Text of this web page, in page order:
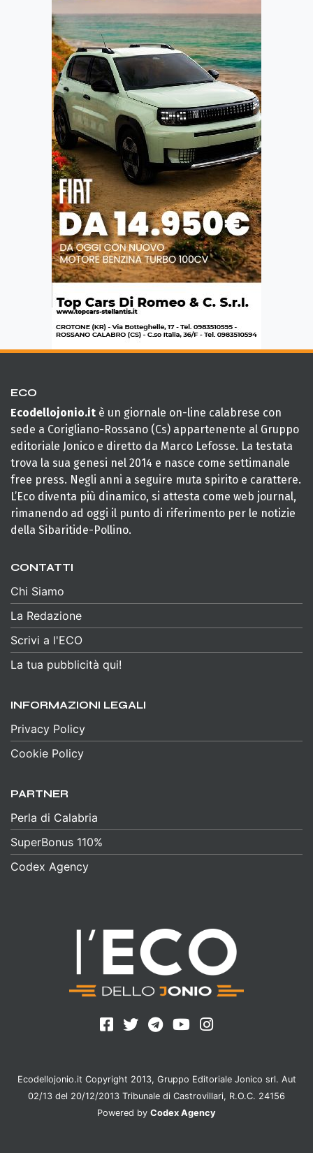
ECO
Ecodellojonio.it è un giornale on-line calabrese con
sede a Corigliano-Rossano (Cs) appartenente al Gruppo
editoriale Jonico e diretto da Marco Lefosse. La testata
trova la sua genesi nel 2014 e nasce come settimanale
free press. Negli anni a seguire muta spirito e carattere.
L’Eco diventa più dinamico, si attesta come web journal,
rimanendo ad oggi il punto di riferimento per le notizie
della Sibaritide-Pollino.
CONTATTI
Chi Siamo
La Redazione
Scrivi a l'ECO
La tua pubblicità qui!
INFORMAZIONI LEGALI
Privacy Policy
Cookie Policy
PARTNER
Perla di Calabria
SuperBonus 110%
Codex Agency
Ecodellojonio.it Copyright 2013, Gruppo Editoriale Jonico srl. Aut
02/13 del 20/12/2013 Tribunale di Castrovillari, R.O.C. 24156
Powered by Codex Agency